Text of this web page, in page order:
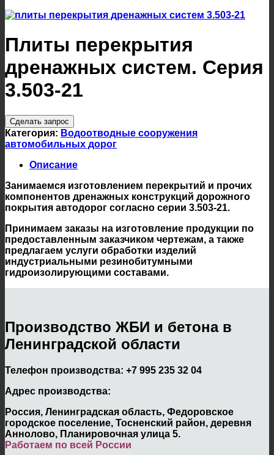
Плиты перекрытия
дренажных систем. Серия
3.503-21
Сделать запрос
Категория: Водоотводные сооружения
автомобильных дорог
Описание
Занимаемся изготовлением перекрытий и прочих
компонентов дренажных конструкций дорожного
покрытия автодорог согласно серии 3.503-21.
Принимаем заказы на изготовление продукции по
предоставленным заказчиком чертежам, а также
предлагаем услуги обработки изделий
индустриальными резинобитумными
гидроизолирующими составами.
Производство ЖБИ и бетона в
Ленинградской области
Телефон производства: +7 995 235 32 04
Адрес производства:
Россия, Ленинградская область, Федоровское
городское поселение, Тосненский район, деревня
Аннолово, Планировочная улица 5.
Работаем по всей России